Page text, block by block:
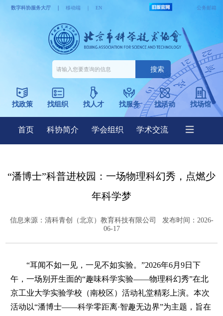
“潘博士”科普进校园：一场物理科幻秀，点燃少
年科学梦
信息来源： 清科青创（北京）教育科技有限公司
发布时间：2026-
06-17
“耳闻不如一见，一见不如实验。”2026年6月9日下
午，一场别开生面的“趣味科学实验——物理科幻秀”在北
京工业大学实验学校（南校区）活动礼堂精彩上演。本次
活动以“潘博士——科学零距离·智趣无边界”为主题，旨在